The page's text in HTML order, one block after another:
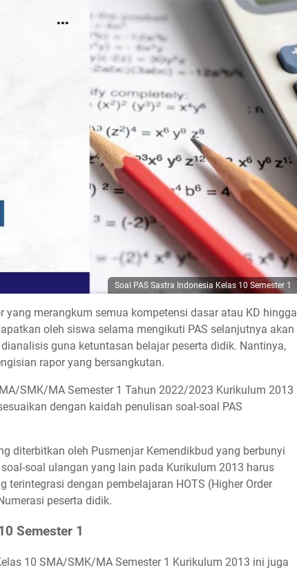
1
Soal PAS Sastra Indonesia Kelas 10 Semester 1
merangkum semua kompetensi dasar atau KD hingga
oleh siswa selama mengikuti PAS selanjutnya akan
guna ketuntasan belajar peserta didik. Nantinya,
rapor yang bersangkutan.
SMK/MA Semester 1 Tahun 2022/2023 Kurikulum 2013
dengan kaidah penulisan soal-soal PAS
diterbitkan oleh Pusmenjar Kemendikbud yang berbunyi
soal ulangan yang lain pada Kurikulum 2013 harus
dengan pembelajaran HOTS (Higher Order
peserta didik.
Semester 1
10 SMA/SMK/MA Semester 1 Kurikulum 2013 ini juga